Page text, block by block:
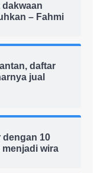
– Fahmi
daftar
jual
dengan 10
menjadi wira